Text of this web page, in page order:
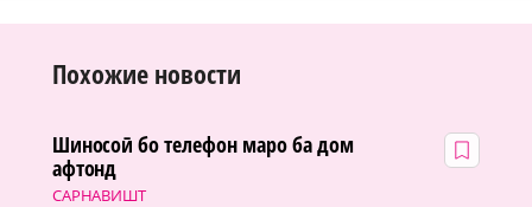
Похожие новости
САРНАВИШТ
Шиносоӣ бо телефон маро ба дом
афтонд